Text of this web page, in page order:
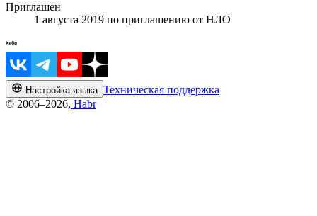
Приглашен
1 августа 2019 по приглашению от НЛО
Настройка языка Техническая поддержка
© 2006–2026, Habr